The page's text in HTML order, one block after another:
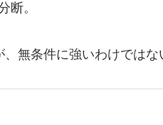
断。
無条件に強いわけではな